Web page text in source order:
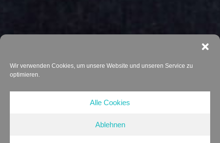
Wir verwenden Cookies, um unsere Website und unseren Service zu
optimieren.
Alle Cookies
Ablehnen